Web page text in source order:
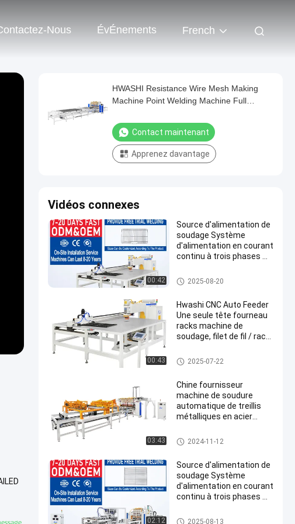
Nous ÉvÉnements French
HWASHI Resistance Wire Mesh Making
Machine Point Welding Machine Full
Contact maintenant
Apprenez davantage
Vidéos connexes
00:42
Source d'alimentation de
soudage Système
d'alimentation en courant
continu à trois phases MF
métallique
Machine de soudage de treillis
métallique
2025-08-20
00:43
Hwashi CNC Auto Feeder
Une seule tête fourneau
racks machine de
soudage, filet de fil / rack
filet de fil machine de
soudage à point
Machine de soudage de treillis
métallique
2025-07-22
03:43
Chine fournisseur
machine de soudure
automatique de treillis
métalliques en acier
Machine de soudage de treillis
métallique
2024-11-12
02:12
Source d'alimentation de
soudage Système
d'alimentation en courant
continu à trois phases MF
métallique
Machine de soudage de treillis
2025-08-13